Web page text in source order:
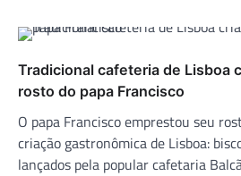
Tradicional cafeteria de Lisboa
rosto do papa Francisco
O papa Francisco emprestou seu
criação gastronômica de Lisboa:
lançados pela popular cafetaria